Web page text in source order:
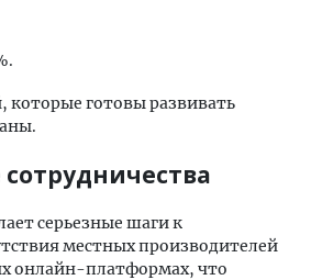
которые готовы развивать
серьезные шаги к
местных производителей
онлайн-платформах, что